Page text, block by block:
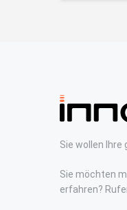
Sie wollen
Sie möchten
erfahren?